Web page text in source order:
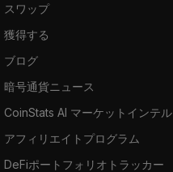
スワップ
獲得する
ブログ
暗号通貨ニュース
CoinStats AI マーケットインテル
アフィリエイトプログラム
DeFiポートフォリオトラッカー